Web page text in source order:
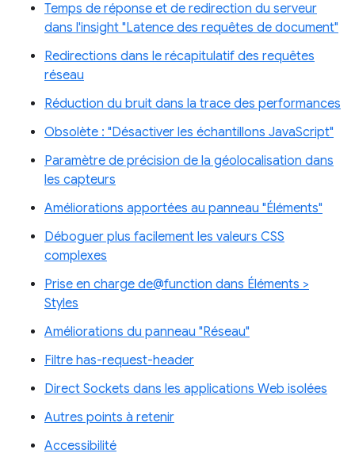
Temps de réponse et de redirection du serveur
dans l'insight "Latence des requêtes de document"
Redirections dans le récapitulatif des requêtes
réseau
Réduction du bruit dans la trace des performances
Obsolète : "Désactiver les échantillons JavaScript"
Paramètre de précision de la géolocalisation dans
les capteurs
Améliorations apportées au panneau "Éléments"
Déboguer plus facilement les valeurs CSS
complexes
Prise en charge de@function dans Éléments >
Styles
Améliorations du panneau "Réseau"
Filtre has-request-header
Direct Sockets dans les applications Web isolées
Autres points à retenir
Accessibilité